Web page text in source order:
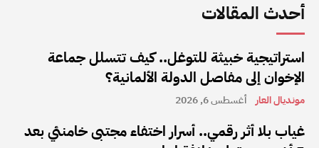
أحدث المقالات
استراتيجية خبيثة للتوغل.. كيف تتسلل جماعة
الإخوان إلى مفاصل الدولة الألمانية؟
مونديال العار أغسطس 6, 2026
غياب بلا أثر رقمي.. أسرار اختفاء مجتبى خامنئي بعد